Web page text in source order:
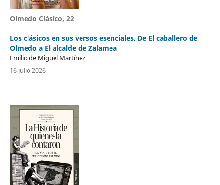
Olmedo Clásico, 22
Los clásicos en sus versos esenciales. De El caballero de
Olmedo a El alcalde de Zalamea
Emilio de Miguel Martínez
16 julio 2026